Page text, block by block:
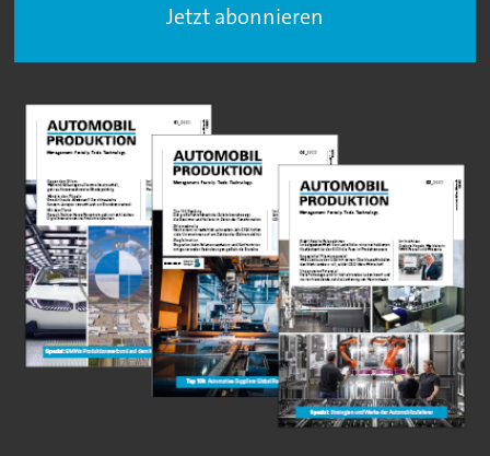
Jetzt abonnieren